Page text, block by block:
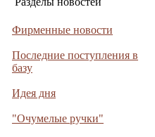
Фирменные новости
Последние поступления в
базу
Идея дня
"Очумелые ручки"